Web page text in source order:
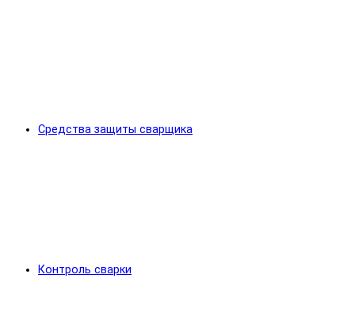
Средства защиты сварщика
Контроль сварки